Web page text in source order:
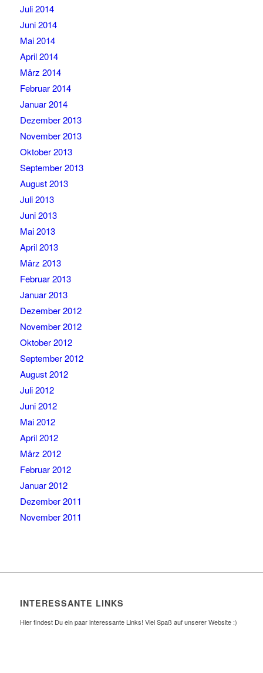
Juli 2014
Juni 2014
Mai 2014
April 2014
März 2014
Februar 2014
Januar 2014
Dezember 2013
November 2013
Oktober 2013
September 2013
August 2013
Juli 2013
Juni 2013
Mai 2013
April 2013
März 2013
Februar 2013
Januar 2013
Dezember 2012
November 2012
Oktober 2012
September 2012
August 2012
Juli 2012
Juni 2012
Mai 2012
April 2012
März 2012
Februar 2012
Januar 2012
Dezember 2011
November 2011
INTERESSANTE LINKS
Hier findest Du ein paar interessante Links! Viel Spaß auf unserer Website :)